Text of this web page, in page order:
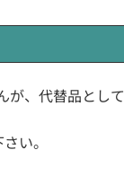
、代替品とし
い。